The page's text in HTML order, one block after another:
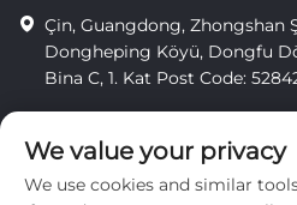
Çin, Guangdong, Zhongshan
Dongheping Köyü, Dongfu
Bina C, 1. Kat Post Code:
[email protected]
We value your privacy
We use cookies and similar